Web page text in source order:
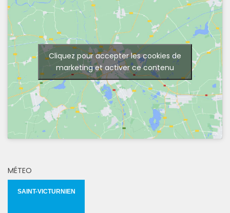
Cliquez pour accepter les cookies de
marketing et activer ce contenu
MÉTEO